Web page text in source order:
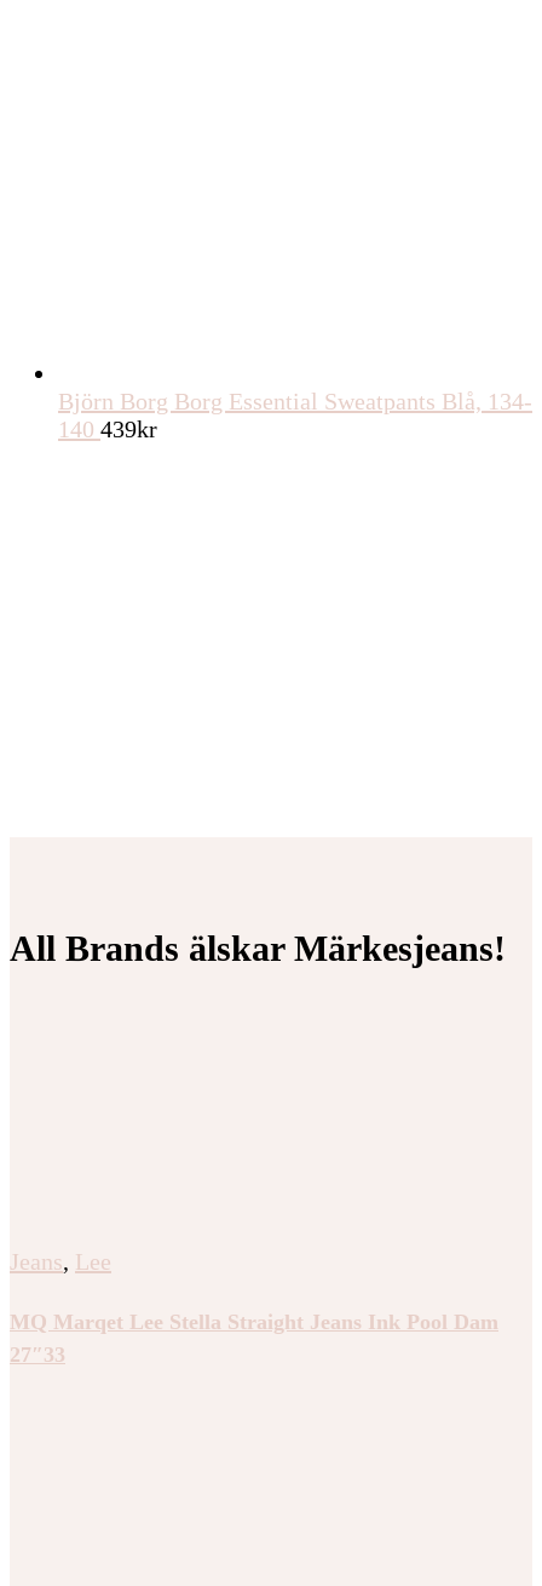
Björn Borg Borg Essential Sweatpants Blå, 134-
140 439kr
All Brands älskar Märkesjeans!
Jeans, Lee
MQ Marqet Lee Stella Straight Jeans Ink Pool Dam
27″33